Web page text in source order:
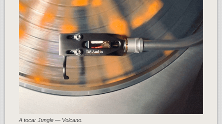
A tocar Jungle — Volcano.